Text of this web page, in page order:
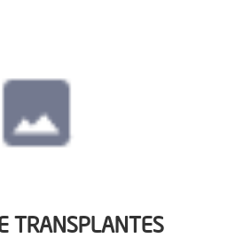
TRANSPLANTES